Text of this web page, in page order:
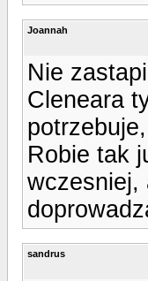
Joannah
Nie
Cleneara
Robie tak
wczesniej,
sandrus